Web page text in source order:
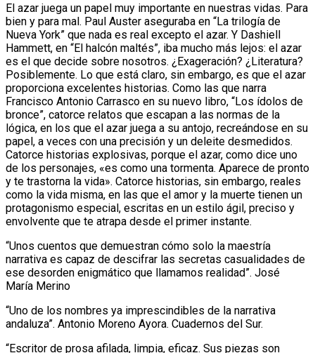
El azar juega un papel muy importante en nuestras vidas. Para
bien y para mal. Paul Auster aseguraba en “La trilogía de
Nueva York” que nada es real excepto el azar. Y Dashiell
Hammett, en “El halcón maltés”, iba mucho más lejos: el azar
es el que decide sobre nosotros. ¿Exageración? ¿Literatura?
Posiblemente. Lo que está claro, sin embargo, es que el azar
proporciona excelentes historias. Como las que narra
Francisco Antonio Carrasco en su nuevo libro, “Los ídolos de
bronce”, catorce relatos que escapan a las normas de la
lógica, en los que el azar juega a su antojo, recreándose en su
papel, a veces con una precisión y un deleite desmedidos.
Catorce historias explosivas, porque el azar, como dice uno
de los personajes, «es como una tormenta. Aparece de pronto
y te trastorna la vida». Catorce historias, sin embargo, reales
como la vida misma, en las que el amor y la muerte tienen un
protagonismo especial, escritas en un estilo ágil, preciso y
envolvente que te atrapa desde el primer instante.
“Unos cuentos que demuestran cómo solo la maestría
narrativa es capaz de descifrar las secretas casualidades de
ese desorden enigmático que llamamos realidad”. José
María Merino
“Uno de los nombres ya imprescindibles de la narrativa
andaluza”. Antonio Moreno Ayora. Cuadernos del Sur.
“Escritor de prosa afilada, limpia, eficaz. Sus piezas son